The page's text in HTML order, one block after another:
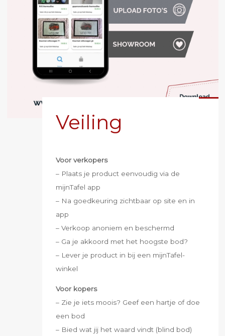
Veiling
Voor verkopers
– Plaats je product eenvoudig via de
mijnTafel app
– Na goedkeuring zichtbaar op site en in
app
– Verkoop anoniem en beschermd
– Ga je akkoord met het hoogste bod?
– Lever je product in bij een mijnTafel-
winkel
Voor kopers
– Zie je iets moois? Geef een hartje of doe
een bod
– Bied wat jij het waard vindt (blind bod)